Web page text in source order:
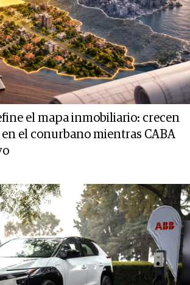
el mapa inmobiliario: crecen
en el conurbano mientras CABA